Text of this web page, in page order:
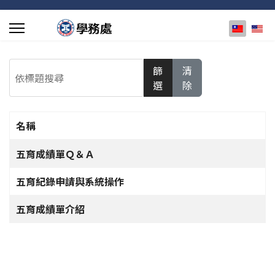
選擇你的
篩
選
清
除
文章列表
名稱
五育成績單Ｑ＆Ａ
五育紀錄申請與系統操作
五育成績單介紹